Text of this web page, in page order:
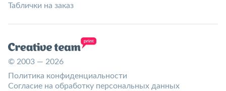
Таблички на заказ
© 2003 — 2026
Политика конфиденциальности
Согласие на обработку персональных данных